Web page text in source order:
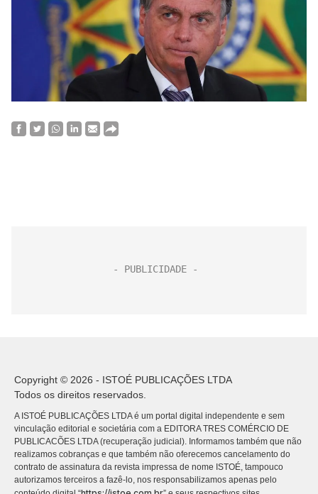
Copyright © 2026 - ISTOÉ PUBLICAÇÕES LTDA
Todos os direitos reservados.
A ISTOÉ PUBLICAÇÕES LTDA é um portal digital independente e sem
vinculação editorial e societária com a EDITORA TRES COMÉRCIO DE
PUBLICACÕES LTDA (recuperação judicial). Informamos também que não
realizamos cobranças e que também não oferecemos cancelamento do
contrato de assinatura da revista impressa de nome ISTOÉ, tampouco
autorizamos terceiros a fazê-lo, nos responsabilizamos apenas pelo